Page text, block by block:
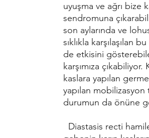
uyuşma ve ağrı bize
sendromuna
son aylarında ve
sıklıkla karşılaşılan
de etkisini
karşımıza
kaslara yapılan
yapılan
durumun da önüne